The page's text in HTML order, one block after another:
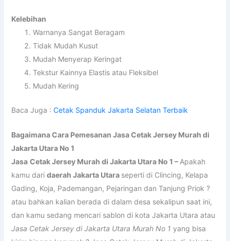
Kelebihan
Warnanya Sangat Beragam
Tidak Mudah Kusut
Mudah Menyerap Keringat
Tekstur Kainnya Elastis atau Fleksibel
Mudah Kering
Baca Juga : Cetak Spanduk Jakarta Selatan Terbaik
Bagaimana Cara Pemesanan Jasa Cetak Jersey Murah di
Jakarta Utara No 1
Jasa Cetak Jersey Murah di Jakarta Utara No 1 – Apakah
kamu dari daerah Jakarta Utara seperti di Clincing, Kelapa
Gading, Koja, Pademangan, Pejaringan dan Tanjung Priok ?
atau bahkan kalian berada di dalam desa sekalipun saat ini,
dan kamu sedang mencari sablon di kota Jakarta Utara atau
Jasa Cetak Jersey di Jakarta Utara Murah No 1 yang bisa